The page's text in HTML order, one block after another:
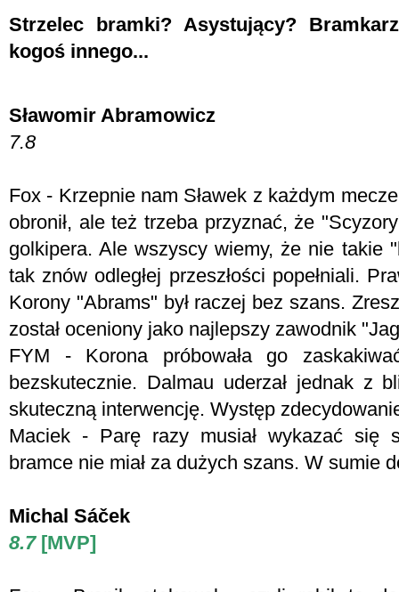
Strzelec bramki? Asystujący?
kogoś innego...
Sławomir Abramowicz
7.8
Fox - Krzepnie nam Sławek z każdym
obronił, ale też trzeba przyznać, że
golkipera. Ale wszyscy wiemy, że nie takie
tak znów odległej przeszłości popełniali.
Korony "Abrams" był raczej bez szans.
został oceniony jako najlepszy zawodnik
FYM - Korona próbowała go
bezskutecznie. Dalmau uderzał jednak z
skuteczną interwencję. Występ
Maciek - Parę razy musiał wykazać się
bramce nie miał za dużych szans. W sumie
Michal Sáček
8.7[MVP]